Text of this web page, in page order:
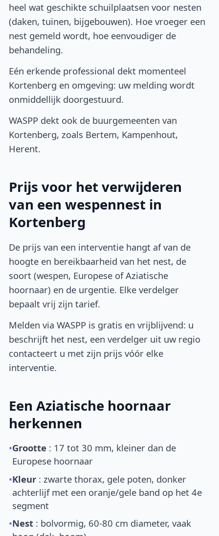
heel wat geschikte schuilplaatsen voor nesten
(daken, tuinen, bijgebouwen). Hoe vroeger een
nest gemeld wordt, hoe eenvoudiger de
behandeling.
Eén erkende professional dekt momenteel
Kortenberg en omgeving: uw melding wordt
onmiddellijk doorgestuurd.
WASPP dekt ook de buurgemeenten van
Kortenberg, zoals Bertem, Kampenhout,
Herent.
Prijs voor het verwijderen
van een wespennest in
Kortenberg
De prijs van een interventie hangt af van de
hoogte en bereikbaarheid van het nest, de
soort (wespen, Europese of Aziatische
hoornaar) en de urgentie. Elke verdelger
bepaalt vrij zijn tarief.
Melden via WASPP is gratis en vrijblijvend: u
beschrijft het nest, een verdelger uit uw regio
contacteert u met zijn prijs vóór elke
interventie.
Een Aziatische hoornaar
herkennen
•Grootte : 17 tot 30 mm, kleiner dan de
Europese hoornaar
•Kleur : zwarte thorax, gele poten, donker
achterlijf met een oranje/gele band op het 4e
segment
•Nest : bolvormig, 60-80 cm diameter, vaak